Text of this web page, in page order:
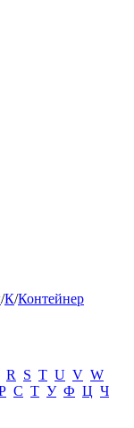
/К/Контейнер
R S T U V W
С Т У Ф Ц Ч